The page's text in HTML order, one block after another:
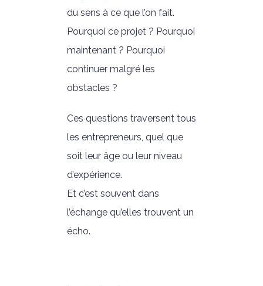
du sens à ce que l’on fait.
Pourquoi ce projet ? Pourquoi
maintenant ? Pourquoi
continuer malgré les
obstacles ?
Ces questions traversent tous
les entrepreneurs, quel que
soit leur âge ou leur niveau
d’expérience.
Et c’est souvent dans
l’échange qu’elles trouvent un
écho.